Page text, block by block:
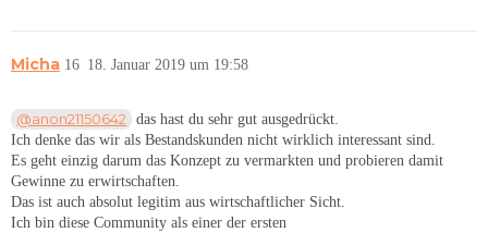
Micha 18. Januar 2019 um 19:58
16
@anon21150642
das hast du sehr gut ausgedrückt.
Ich denke das wir als Bestandskunden nicht wirklich interessant sind.
Es geht einzig darum das Konzept zu vermarkten und probieren damit
Gewinne zu erwirtschaften.
Das ist auch absolut legitim aus wirtschaftlicher Sicht.
Ich bin diese Community als einer der ersten